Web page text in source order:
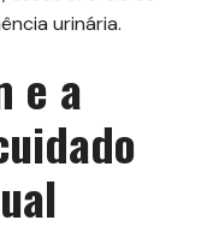
urinária.
e a